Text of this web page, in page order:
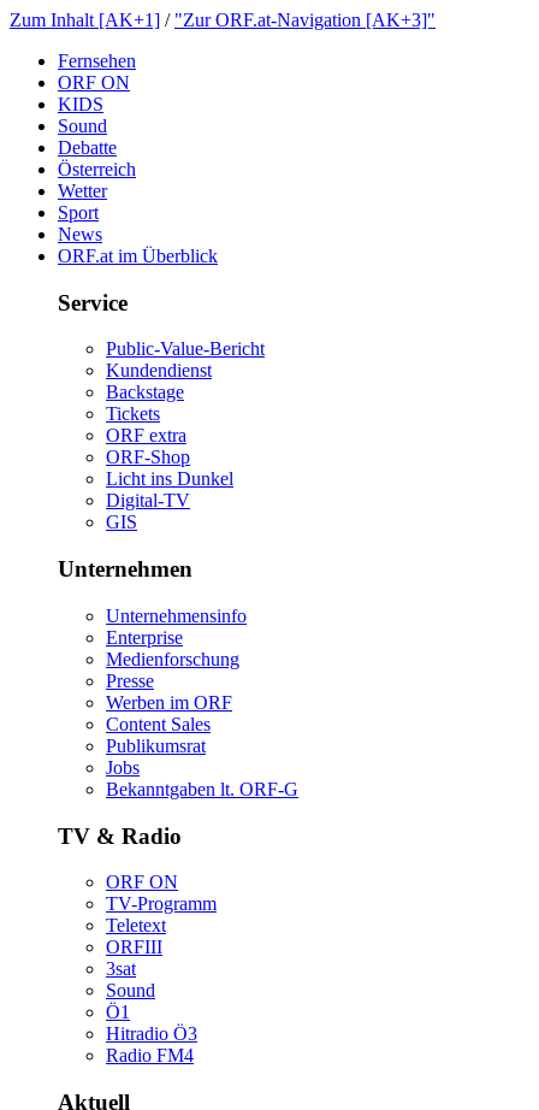
ZumInhalt[AK+1] / "ZurORF.at-Navigation[AK+3]"
Fernsehen
ORFON
KIDS
Sound
Debatte
Österreich
Wetter
Sport
News
ORF.atimÜberblick
Service
Public-Value-Bericht
Kundendienst
Backstage
Tickets
ORFextra
ORF-Shop
LichtinsDunkel
Digital-TV
GIS
Unternehmen
Unternehmensinfo
Enterprise
Medienforschung
Presse
WerbenimORF
ContentSales
Publikumsrat
Jobs
Bekanntgabenlt.ORF-G
TV&Radio
ORFON
TV-Programm
Teletext
ORFIII
3sat
Sound
Ö1
HitradioÖ3
RadioFM4
Aktuell